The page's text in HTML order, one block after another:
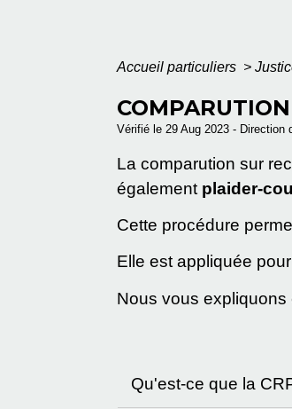
Accueil particuliers >
Vérifié le 29 Aug 2023 - Direction
La comparution sur
également plaider-
Cette procédure
Elle est appliquée pour
Nous vous
Qu'est-ce que la